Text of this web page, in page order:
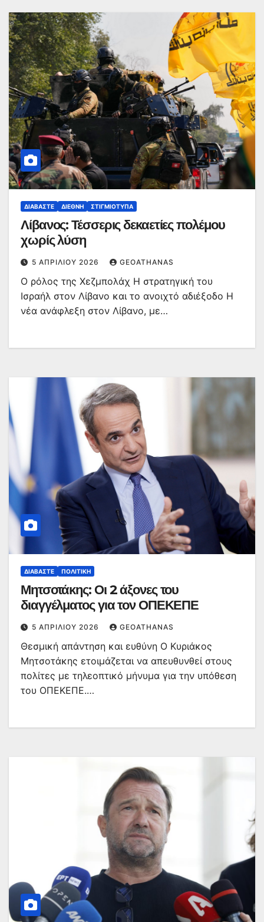
ΔΙΑΒΆΣΤΕ ΔΙΕΘΝΉ ΣΤΙΓΜΙΌΤΥΠΑ
Λίβανος: Τέσσερις δεκαετίες πολέμου
χωρίς λύση
5 ΑΠΡΙΛΊΟΥ 2026 GEOATHANAS
Ο ρόλος της Χεζμπολάχ Η στρατηγική του
Ισραήλ στον Λίβανο και το ανοιχτό αδιέξοδο Η
νέα ανάφλεξη στον Λίβανο, με…
ΔΙΑΒΆΣΤΕ ΠΟΛΙΤΙΚΉ
Μητσοτάκης: Οι 2 άξονες του
διαγγέλματος για τον ΟΠΕΚΕΠΕ
5 ΑΠΡΙΛΊΟΥ 2026 GEOATHANAS
Θεσμική απάντηση και ευθύνη Ο Κυριάκος
Μητσοτάκης ετοιμάζεται να απευθυνθεί στους
πολίτες με τηλεοπτικό μήνυμα για την υπόθεση
του ΟΠΕΚΕΠΕ.…